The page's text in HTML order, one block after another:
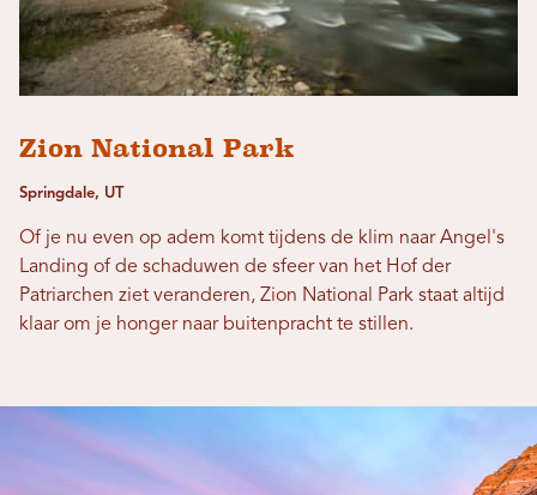
Zion National Park
Springdale, UT
Of je nu even op adem komt tijdens de klim naar Angel's
Landing of de schaduwen de sfeer van het Hof der
Patriarchen ziet veranderen, Zion National Park staat altijd
klaar om je honger naar buitenpracht te stillen.